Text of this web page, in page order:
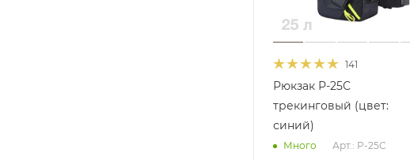
141
Рюкзак Р-25С
трекинговый (цвет:
синий)
Много Арт.: Р-25С